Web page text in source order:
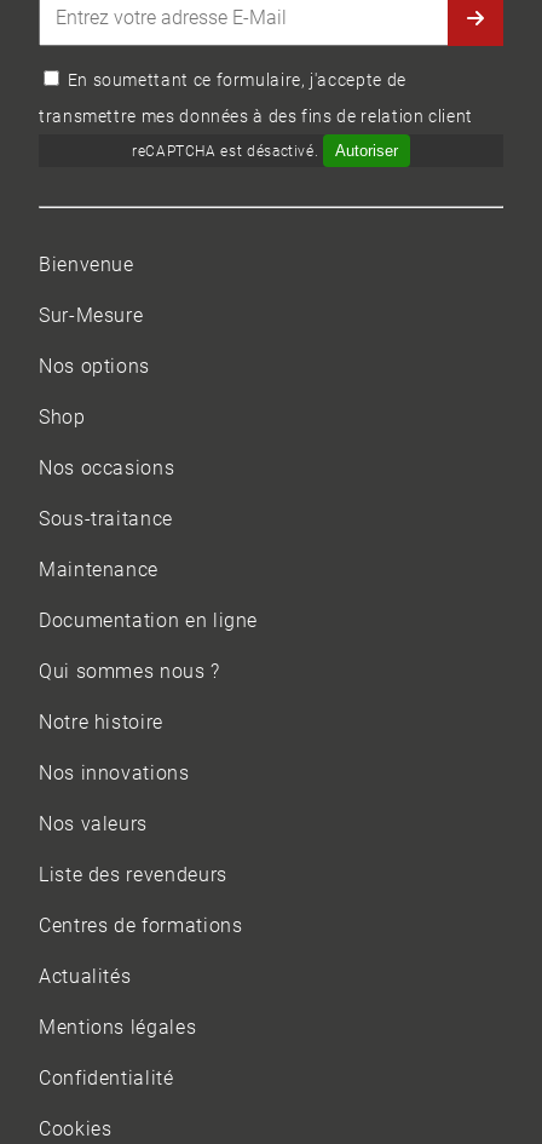
En soumettant ce formulaire, j'accepte de
transmettre mes données à des fins de relation client
reCAPTCHA est désactivé. Autoriser
Bienvenue
Sur-Mesure
Nos options
Shop
Nos occasions
Sous-traitance
Maintenance
Documentation en ligne
Qui sommes nous ?
Notre histoire
Nos innovations
Nos valeurs
Liste des revendeurs
Centres de formations
Actualités
Mentions légales
Confidentialité
Cookies